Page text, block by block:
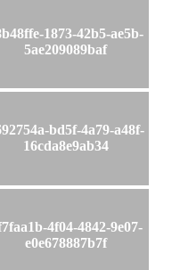
1873-42b5-ae5b-
5ae209089baf
bd5f-4a79-a48f-
16cda8e9ab34
4f04-4842-9e07-
e0e678887b7f